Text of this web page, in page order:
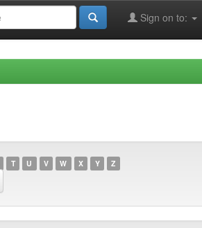
Sign on to:
T U V W X Y Z